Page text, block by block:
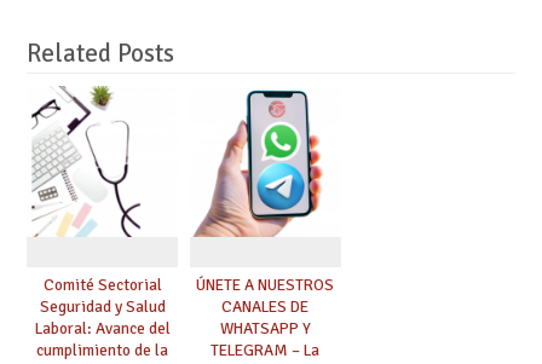
Related Posts
Comité Sectorial
Seguridad y Salud
Laboral: Avance del
cumplimiento de la
ÚNETE A NUESTROS
CANALES DE
WHATSAPP Y
TELEGRAM – La